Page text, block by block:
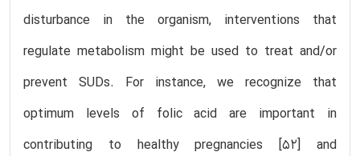
disturbance in the organism, interventions that
regulate metabolism might be used to treat and/or
prevent SUDs. For instance, we recognize that
optimum levels of folic acid are important in
contributing to healthy pregnancies [52] and